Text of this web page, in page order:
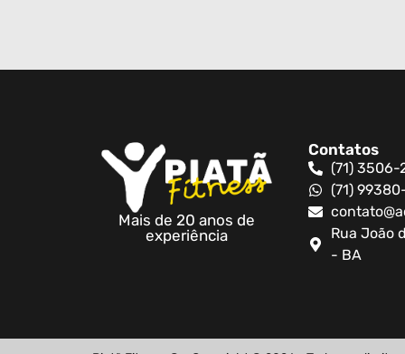
Mais de 20 anos de
experiência
Contatos
(71) 3506-
(71)
Rua João
- BA